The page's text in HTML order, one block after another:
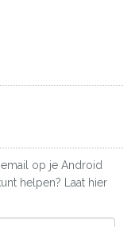
op je Android
helpen? Laat hier